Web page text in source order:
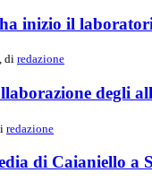
inizio il
di redazione
degli
redazione
di Caianiello a